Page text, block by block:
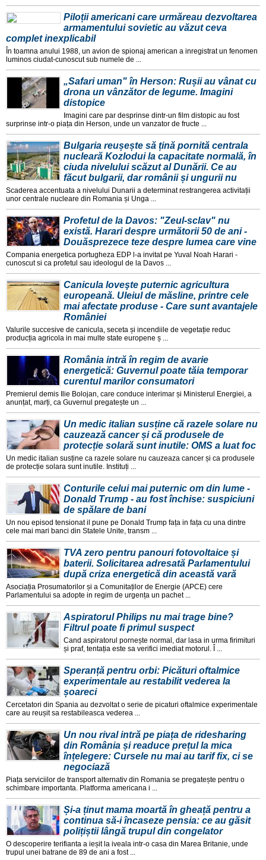
Piloții americani care urmăreau dezvoltarea
armamentului sovietic au văzut ceva
complet inexplicabil
În toamna anului 1988, un avion de spionaj american a inregistrat un fenomen
luminos ciudat-cunoscut sub numele de ...
„Safari uman" în Herson: Rușii au vânat cu
drona un vânzător de legume. Imagini
distopice
Imagini care par desprinse dintr-un film distopic au fost
surprinse intr-o piața din Herson, unde un vanzator de fructe ...
Bulgaria reușește să țină pornită centrala
nucleară Kozlodui la capacitate normală, în
ciuda nivelului scăzut al Dunării. Ce au
făcut bulgarii, dar românii și ungurii nu
Scaderea accentuata a nivelului Dunarii a determinat restrangerea activitații
unor centrale nucleare din Romania și Unga ...
Profetul de la Davos: "Zeul-sclav" nu
există. Harari despre următorii 50 de ani -
Douăsprezece teze despre lumea care vine
Compania energetica portugheza EDP l-a invitat pe Yuval Noah Harari -
cunoscut si ca profetul sau ideologul de la Davos ...
Canicula loveşte puternic agricultura
europeană. Uleiul de măsline, printre cele
mai afectate produse - Care sunt avantajele
României
Valurile succesive de canicula, seceta și incendiile de vegetație reduc
producția agricola in mai multe state europene ș ...
România intră în regim de avarie
energetică: Guvernul poate tăia temporar
curentul marilor consumatori
Premierul demis Ilie Bolojan, care conduce interimar și Ministerul Energiei, a
anunțat, marți, ca Guvernul pregatește un ...
Un medic italian susține că razele solare nu
cauzează cancer și că produsele de
protecție solară sunt inutile: OMS a luat foc
Un medic italian susține ca razele solare nu cauzeaza cancer și ca produsele
de protecție solara sunt inutile. Instituți ...
Conturile celui mai puternic om din lume -
Donald Trump - au fost închise: suspiciuni
de spălare de bani
Un nou episod tensionat il pune pe Donald Trump fața in fața cu una dintre
cele mai mari banci din Statele Unite, transm ...
TVA zero pentru panouri fotovoltaice și
baterii. Solicitarea adresată Parlamentului
după criza energetică din această vară
Asociația Prosumatorilor și a Comunitaților de Energie (APCE) cere
Parlamentului sa adopte in regim de urgența un pachet ...
Aspiratorul Philips nu mai trage bine?
Filtrul poate fi primul suspect
Cand aspiratorul pornește normal, dar lasa in urma firimituri
și praf, tentația este sa verifici imediat motorul. Î ...
Speranță pentru orbi: Picături oftalmice
experimentale au restabilit vederea la
șoareci
Cercetatori din Spania au dezvoltat o serie de picaturi oftalmice experimentale
care au reușit sa restabileasca vederea ...
Un nou rival intră pe piața de ridesharing
din România și readuce prețul la mica
înțelegere: Cursele nu mai au tarif fix, ci se
negociază
Piața serviciilor de transport alternativ din Romania se pregatește pentru o
schimbare importanta. Platforma americana i ...
Și-a ținut mama moartă în gheață pentru a
continua să-i încaseze pensia: ce au găsit
polițiștii lângă trupul din congelator
O descoperire terifianta a ieșit la iveala intr-o casa din Marea Britanie, unde
trupul unei batrane de 89 de ani a fost ...